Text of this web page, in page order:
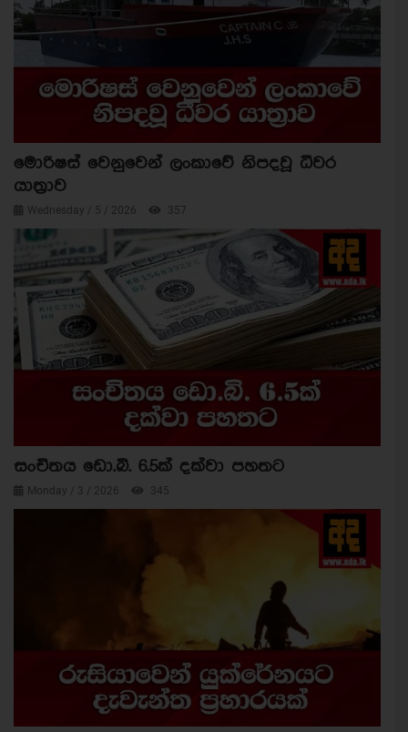
මොරිෂස් වෙනුවෙන් ලංකාවේ නිපදවූ ධීවර
යාත්‍රාව
Wednesday / 5 / 2026 357
සංචිතය ඩො.බි. 6.5ක් දක්වා පහතට
Monday / 3 / 2026 345